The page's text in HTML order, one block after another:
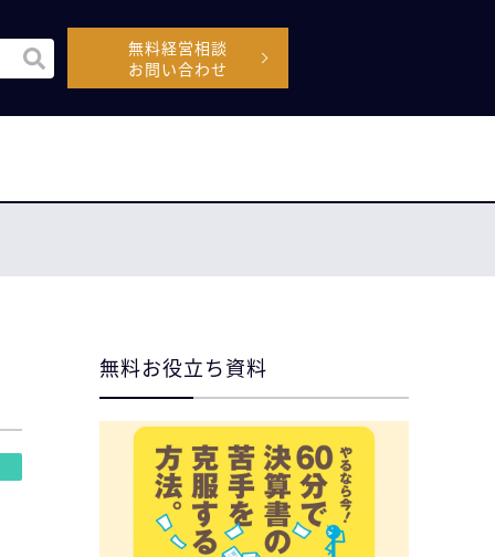
能付きの検索フィールドです。
ので、候補はありません。
無料経営相談
お問い合わせ
無料お役立ち資料